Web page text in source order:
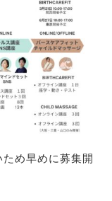
め早めに募集開